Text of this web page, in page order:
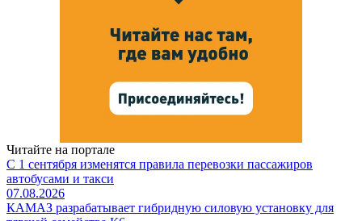
Читайте на портале
С 1 сентября изменятся правила перевозки пассажиров
автобусами и такси
07.08.2026
КАМАЗ разрабатывает гибридную силовую установку для